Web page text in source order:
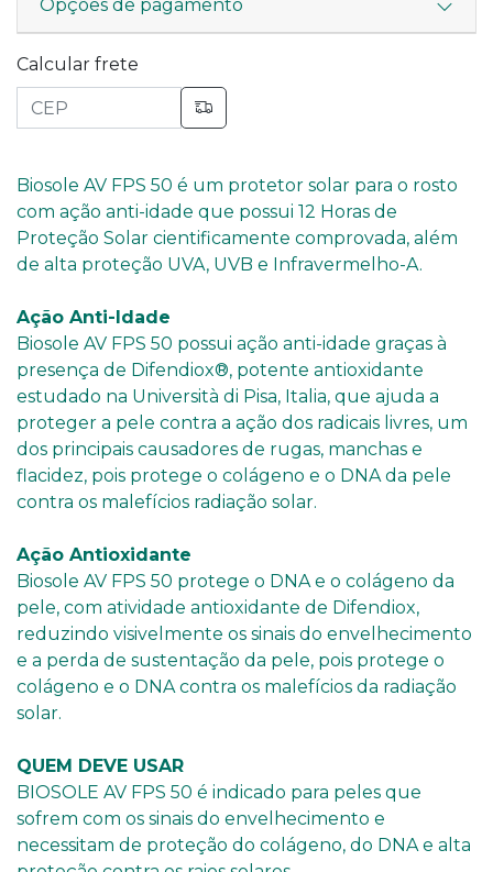
Opções de pagamento
Calcular frete
Biosole AV FPS 50 é um protetor solar para o rosto
com ação anti-idade que possui 12 Horas de
Proteção Solar cientificamente comprovada, além
de alta proteção UVA, UVB e Infravermelho-A.
Ação Anti-Idade
Biosole AV FPS 50 possui ação anti-idade graças à
presença de Difendiox®, potente antioxidante
estudado na Università di Pisa, Italia, que ajuda a
proteger a pele contra a ação dos radicais livres, um
dos principais causadores de rugas, manchas e
flacidez, pois protege o colágeno e o DNA da pele
contra os malefícios radiação solar.
Ação Antioxidante
Biosole AV FPS 50 protege o DNA e o colágeno da
pele, com atividade antioxidante de Difendiox,
reduzindo visivelmente os sinais do envelhecimento
e a perda de sustentação da pele, pois protege o
colágeno e o DNA contra os malefícios da radiação
solar.
QUEM DEVE USAR
BIOSOLE AV FPS 50 é indicado para peles que
sofrem com os sinais do envelhecimento e
necessitam de proteção do colágeno, do DNA e alta